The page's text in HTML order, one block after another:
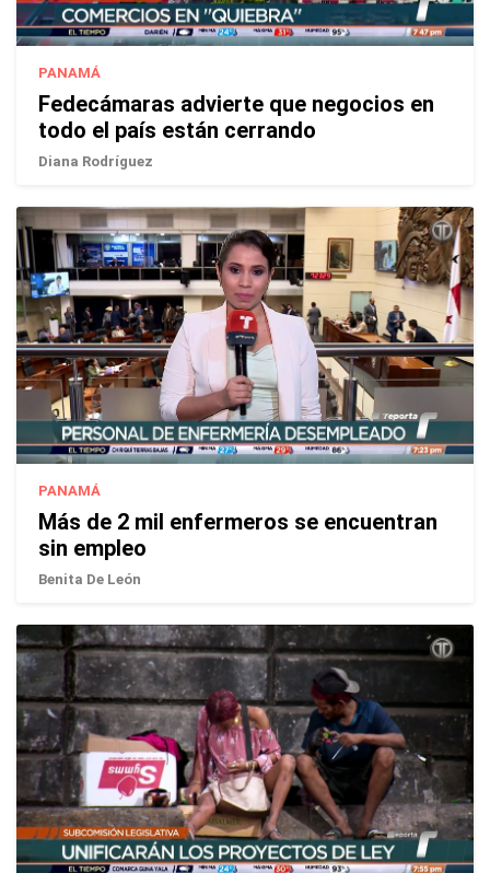
PANAMÁ
Fedecámaras advierte que negocios en
todo el país están cerrando
Diana Rodríguez
PANAMÁ
Más de 2 mil enfermeros se encuentran
sin empleo
Benita De León